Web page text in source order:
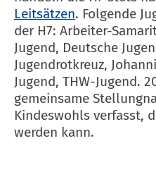
Leitsätzen. Folgende
der H7: Arbeiter-
Jugend, Deutsche
Jugendrotkreuz,
Jugend, THW-Jugend.
gemeinsame
Kindeswohls verfasst,
werden kann.